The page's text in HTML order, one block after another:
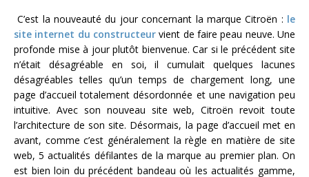
C’est la nouveauté du jour concernant la marque Citroën : le
site internet du constructeur vient de faire peau neuve. Une
profonde mise à jour plutôt bienvenue. Car si le précédent site
n’était désagréable en soi, il cumulait quelques lacunes
désagréables telles qu’un temps de chargement long, une
page d’accueil totalement désordonnée et une navigation peu
intuitive. Avec son nouveau site web, Citroën revoit toute
l’architecture de son site. Désormais, la page d’accueil met en
avant, comme c’est généralement la règle en matière de site
web, 5 actualités défilantes de la marque au premier plan. On
est bien loin du précédent bandeau où les actualités gamme,